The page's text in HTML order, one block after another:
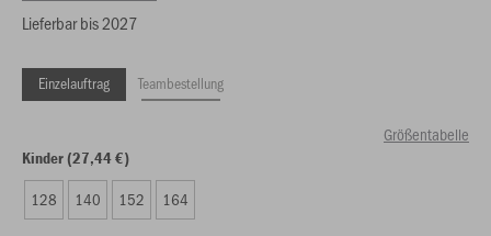
Lieferbar bis 2027
Einzelauftrag Teambestellung
Größentabelle
Kinder (27,44 €)
128 140 152 164